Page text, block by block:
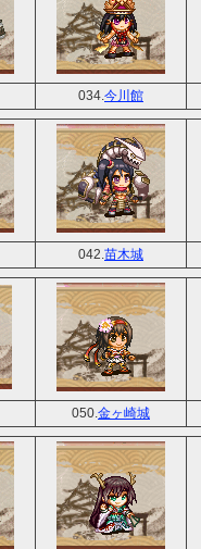
034. 今川館
042. 苗木城
050. 金ヶ崎城